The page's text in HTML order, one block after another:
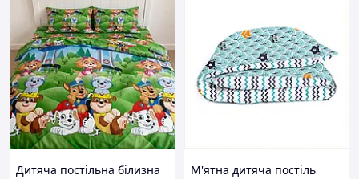
Дитяча постільна білизна
М'ятна дитяча постіль